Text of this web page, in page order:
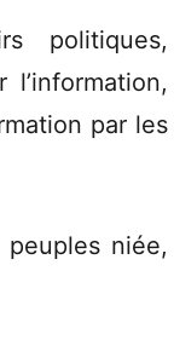
politiques,
par les
niée,